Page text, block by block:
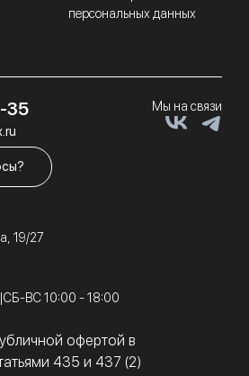
персональных данных
35
19/27
СБ-ВС 10:00 - 18:00
офертой в
435 и 437 (2)
Мы на связи